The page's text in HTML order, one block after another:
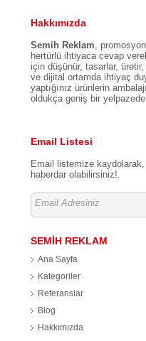
Hakkımızda
Semih Reklam,
hertürlü ihtiyaca cevap
için düşünür, tasarlar,
ve dijital ortamda ihtiyaç
yaptığınız ürünlerin
oldukça geniş bir
Email Listesi
Email listemize
haberdar olabilirsiniz!.
SEMİH REKLAM
Ana Sayfa
Kategoriler
Referanslar
Blog
Hakkımızda